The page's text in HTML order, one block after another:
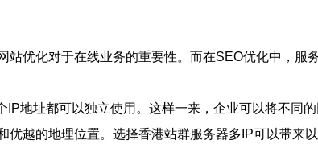
优化对于在线业务的重要性。而在SEO优化中，
地址都可以独立使用。这样一来，企业可以将不同
越的地理位置。选择香港站群服务器多IP可以带来以